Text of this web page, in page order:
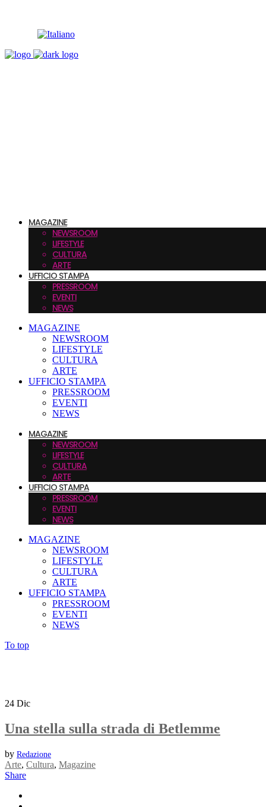
MAGAZINE
NEWSROOM
LIFESTYLE
CULTURA
ARTE
UFFICIO STAMPA
PRESSROOM
EVENTI
NEWS
MAGAZINE
NEWSROOM
LIFESTYLE
CULTURA
ARTE
UFFICIO STAMPA
PRESSROOM
EVENTI
NEWS
MAGAZINE
NEWSROOM
LIFESTYLE
CULTURA
ARTE
UFFICIO STAMPA
PRESSROOM
EVENTI
NEWS
MAGAZINE
NEWSROOM
LIFESTYLE
CULTURA
ARTE
UFFICIO STAMPA
PRESSROOM
EVENTI
NEWS
To top
24 Dic
Una stella sulla strada di Betlemme
by Redazione
Arte, Cultura, Magazine
Share